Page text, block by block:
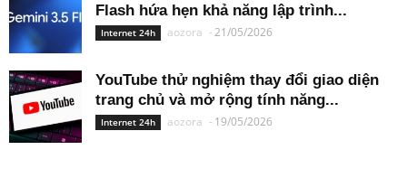
Flash hứa hẹn khả năng lập trình...
Internet 24h aozora -21/05/2026
YouTube thử nghiệm thay đổi giao diện
trang chủ và mở rộng tính năng...
Internet 24h aozora - 19/05/2026